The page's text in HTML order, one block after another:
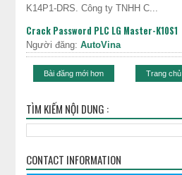
K14P1-DRS. Công ty TNHH C...
Crack Password PLC LG Master-K10S1
Người đăng:AutoVina
Bài đăng mới hơn Trang chủ
TÌM KIẾM NỘI DUNG :
CONTACT INFORMATION